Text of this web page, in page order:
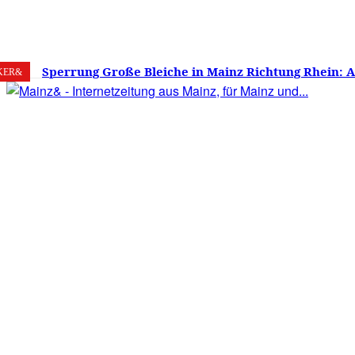
8. August 2026 28.3 Mainz
Sperrung Große Bleiche in Mainz Richtung Rhein:
verwirrt, Mainzer stinksauer – Haben die Mainzer